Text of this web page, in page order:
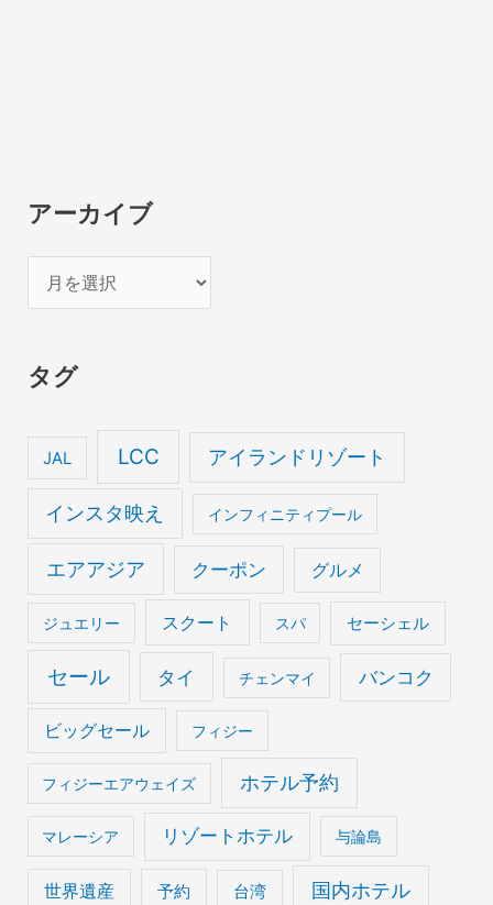
アーカイブ
ー
イ
タグ
JAL LCC アイランドリゾート
インスタ映え インフィニティプール
エアアジア クーポン グルメ
ジュエリー スクート スパ セーシェル
セール タイ チェンマイ バンコク
ビッグセール フィジー
フィジーエアウェイズ ホテル予約
マレーシア リゾートホテル 与論島
世界遺産 予約 台湾 国内ホテル